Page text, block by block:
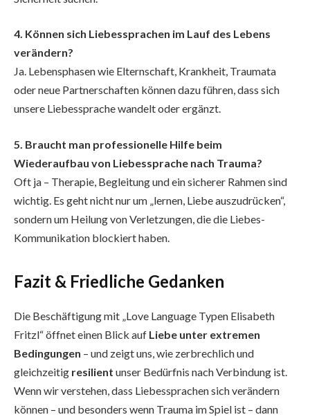
4. Können sich Liebessprachen im Lauf des Lebens
verändern?
Ja. Lebensphasen wie Elternschaft, Krankheit, Traumata
oder neue Partnerschaften können dazu führen, dass sich
unsere Liebessprache wandelt oder ergänzt.
5. Braucht man professionelle Hilfe beim
Wiederaufbau von Liebessprache nach Trauma?
Oft ja – Therapie, Begleitung und ein sicherer Rahmen sind
wichtig. Es geht nicht nur um „lernen, Liebe auszudrücken“,
sondern um Heilung von Verletzungen, die die Liebes-
Kommunikation blockiert haben.
Fazit & Friedliche Gedanken
Die Beschäftigung mit „Love Language Typen Elisabeth
Fritzl“ öffnet einen Blick auf Liebe unter extremen
Bedingungen – und zeigt uns, wie zerbrechlich und
gleichzeitig resilient unser Bedürfnis nach Verbindung ist.
Wenn wir verstehen, dass Liebessprachen sich verändern
können – und besonders wenn Trauma im Spiel ist – dann